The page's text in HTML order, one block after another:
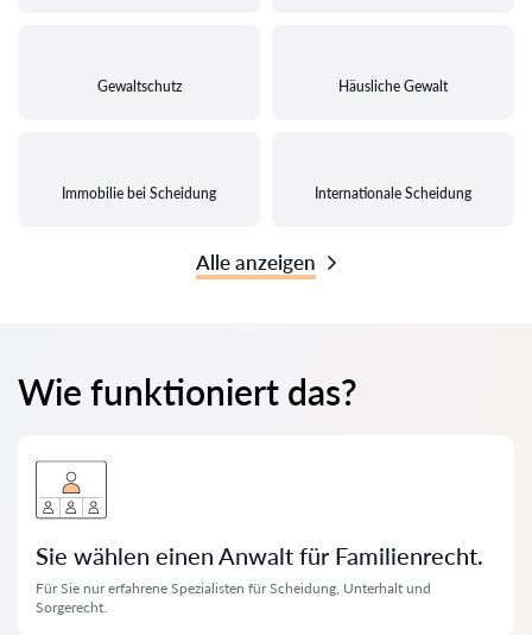
Gewaltschutz Häusliche Gewalt
Immobilie bei Scheidung Internationale Scheidung
Alle anzeigen
Wie funktioniert das?
Sie wählen einen Anwalt für Familienrecht.
Für Sie nur erfahrene Spezialisten für Scheidung, Unterhalt und
Sorgerecht.